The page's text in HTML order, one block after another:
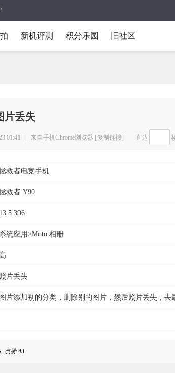
新机评测 积分乐园 旧社区
片丢失
01:41 | 来自手机Chrome浏览器 [复制链接] 直达
救者电竞手机
救者 Y90
13.5.396
系统应用>Moto 相册
照片丢失
图片添加别的分类，删除别的图片，然后照片丢失，
点赞43